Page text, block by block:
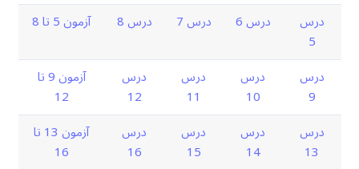
درس
5
درس 6 درس 7 درس 8 آزمون 5 تا 8
درس
9
درس
10
درس
11
درس
12
آزمون 9 تا
12
درس
13
درس
14
درس
15
درس
16
آزمون 13 تا
16